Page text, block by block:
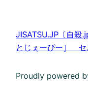
JISATSU.JP〔自殺
とじぇーぴー］ セ
Proudly powered